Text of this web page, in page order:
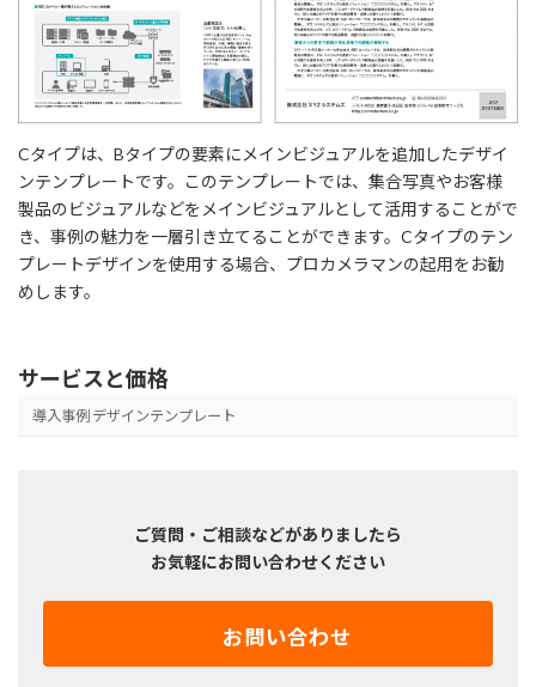
Cタイプは、Bタイプの要素にメインビジュアルを追加したデザイ
ンテンプレートです。このテンプレートでは、集合写真やお客様
製品のビジュアルなどをメインビジュアルとして活用することがで
き、事例の魅力を一層引き立てることができます。Cタイプのテン
プレートデザインを使用する場合、プロカメラマンの起用をお勧
めします。
サービスと価格
導入事例 デザインテンプレート
ご質問・ご相談などがありましたら
お気軽にお問い合わせください
お問い合わせ